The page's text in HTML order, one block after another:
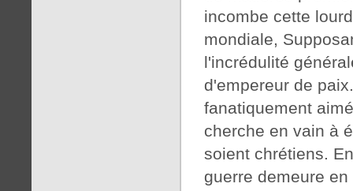
incombe cette
mondiale,
l'incrédulité
d'empereur de
fanatiquement
cherche en vain à
soient chrétiens.
guerre demeure